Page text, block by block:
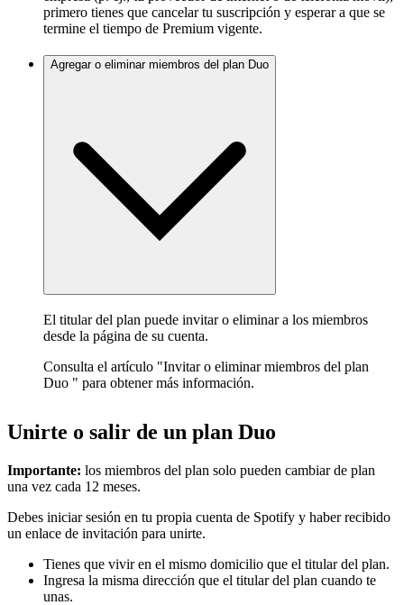
primero tienes que cancelar tu suscripción y esperar a que se
termine el tiempo de Premium vigente.
Agregar o eliminar miembros del plan Duo
El titular del plan puede invitar o eliminar a los miembros
desde la página de su cuenta.
Consulta el artículo "Invitar o eliminar miembros del plan
Duo " para obtener más información.
Unirte o salir de un plan Duo
Importante: los miembros del plan solo pueden cambiar de plan
una vez cada 12 meses.
Debes iniciar sesión en tu propia cuenta de Spotify y haber recibido
un enlace de invitación para unirte.
Tienes que vivir en el mismo domicilio que el titular del plan.
Ingresa la misma dirección que el titular del plan cuando te
unas.